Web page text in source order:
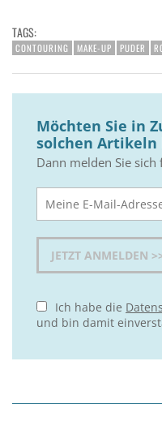
TAGS:
CONTOURING MAKE-UP PUDER
Möchten Sie in
solchen Artikeln
Dann melden Sie
Ich habe die
und bin damit